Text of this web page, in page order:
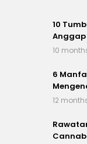
10
10
6
12